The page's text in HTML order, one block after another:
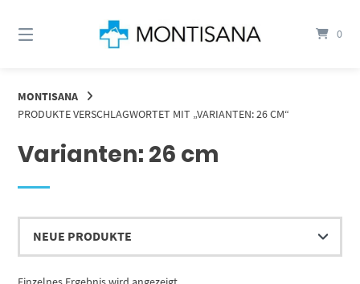
zum
0
MONTISANA
PRODUKTE VERSCHLAGWORTET MIT „VARIANTEN: 26 CM“
Varianten: 26 cm